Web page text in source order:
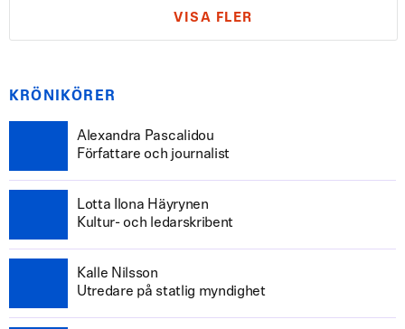
VISA FLER
KRÖNIKÖRER
Alexandra Pascalidou
Författare och journalist
Lotta Ilona Häyrynen
Kultur- och ledarskribent
Kalle Nilsson
Utredare på statlig myndighet